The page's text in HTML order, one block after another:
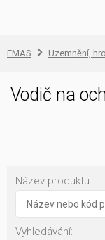
EMAS Uzemnění,
Vodič na
Název produktu:
Vyhledávání: